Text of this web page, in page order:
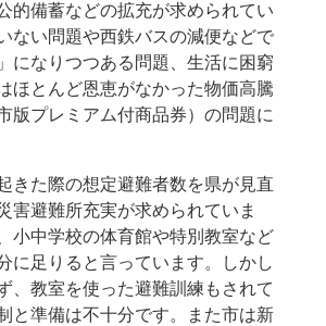
的備蓄などの拡充が求められてい
ない問題や西鉄バスの減便などで
になりつつある問題、生活に困窮
ほとんど恩恵がなかった物価高騰
版プレミアム付商品券）の問題に
きた際の想定避難者数を県が見直
害避難所充実が求められていま
小中学校の体育館や特別教室など
に足りると言っています。しかし
、教室を使った避難訓練もされて
と準備は不十分です。また市は新